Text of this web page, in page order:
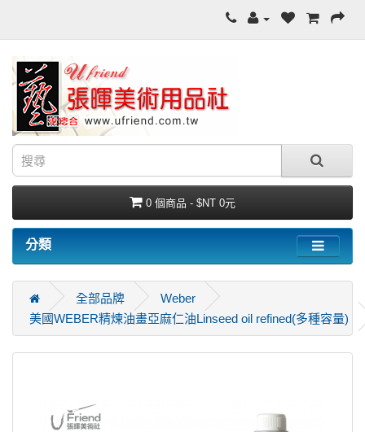
0 個商品 - $NT 0元
分類
全部品牌
Weber
美國WEBER精煉油畫亞麻仁油Linseed oil refined(多種容量)